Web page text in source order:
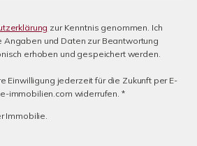
zur Kenntnis genommen. Ich
Angaben und Daten zur Beantwortung
erhoben und gespeichert werden.
Einwilligung jederzeit für die Zukunft per E-
immobilien.com widerrufen. *
Immobilie.